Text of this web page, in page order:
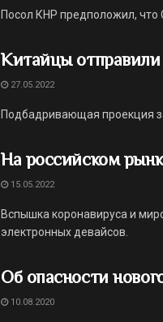
Посол КНР предположил, что
Китайцы
27.05.2022
Подбадривающая проекция
На российском
15.05.2022
Вспышка коронавируса и
электронных девайсов.
Об опасности
10.08.2020